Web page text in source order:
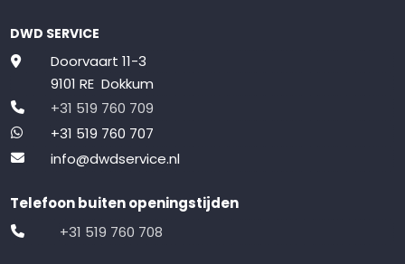
DWD SERVICE
Doorvaart 11-3
9101 RE Dokkum
+31 519 760 709
+31 519 760 707
info@dwdservice.nl
Telefoon buiten openingstijden
+31 519 760 708